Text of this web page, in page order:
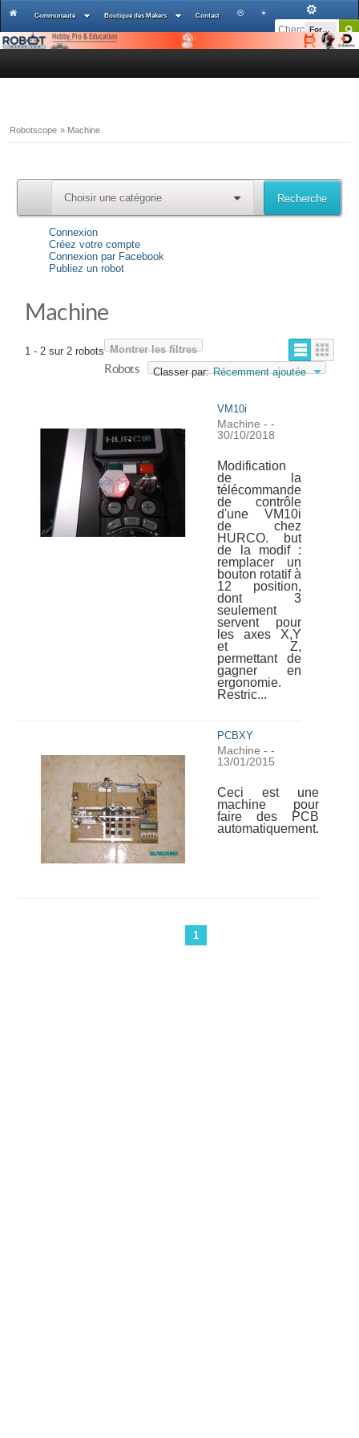
Communauté Boutique des Makers Contact
Forums
Robotscope » Machine
Choisir une catégorie 0 Recherche
Connexion
Créez votre compte
Connexion par Facebook
Publiez un robot
Machine
1 - 2 sur 2 robots Montrer les filtres
Classer par: Récemment ajoutée
Robots
VM10i
Machine --
30/10/2018
Modification
de la
télécommande
de contrôle
d'une VM10i
de chez
HURCO. but
de la modif :
remplacer un
bouton rotatif à
12 position,
dont 3
seulement
servent pour
les axes X,Y
et Z,
permettant de
gagner en
ergonomie.
Restric...
PCBXY
Machine --
13/01/2015
Ceci est une
machine pour
faire des PCB
automatiquement.
1